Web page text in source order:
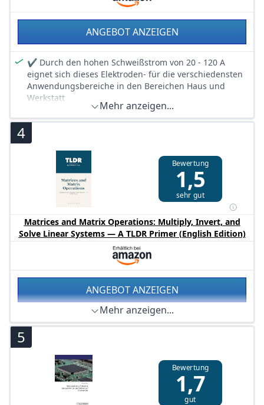
ANGEBOT ANZEIGEN
✔ Durch den hohen Schweißstrom von 20 - 120 A
eignet sich dieses Elektroden- für die verschiedensten
Anwendungsbereiche in den Bereichen Haus und
Werkstatt
✔ Mit der hohen Leistung von 3,2 KW können auch in
dickeren Materialien durchgehende und gleichmäßige
✔ Der Schweißstrom ist Stufenlos verstellbar
✔ Länge Elektrodenhalter mit Kabel: 1,8 Meter; Länge
Erdungsklemme: 1,2 Meter
✔ Inklusive er Schweißmastke und Drahtbürste
Mehr anzeigen...
4
Bewertung
1,5
sehr gut
Matrices and Matrix Operations: Multiply, Invert, and
Solve Linear Systems — A TLDR Primer (English Edition)
ANGEBOT ANZEIGEN
Mehr anzeigen...
5
Bewertung
1,7
gut